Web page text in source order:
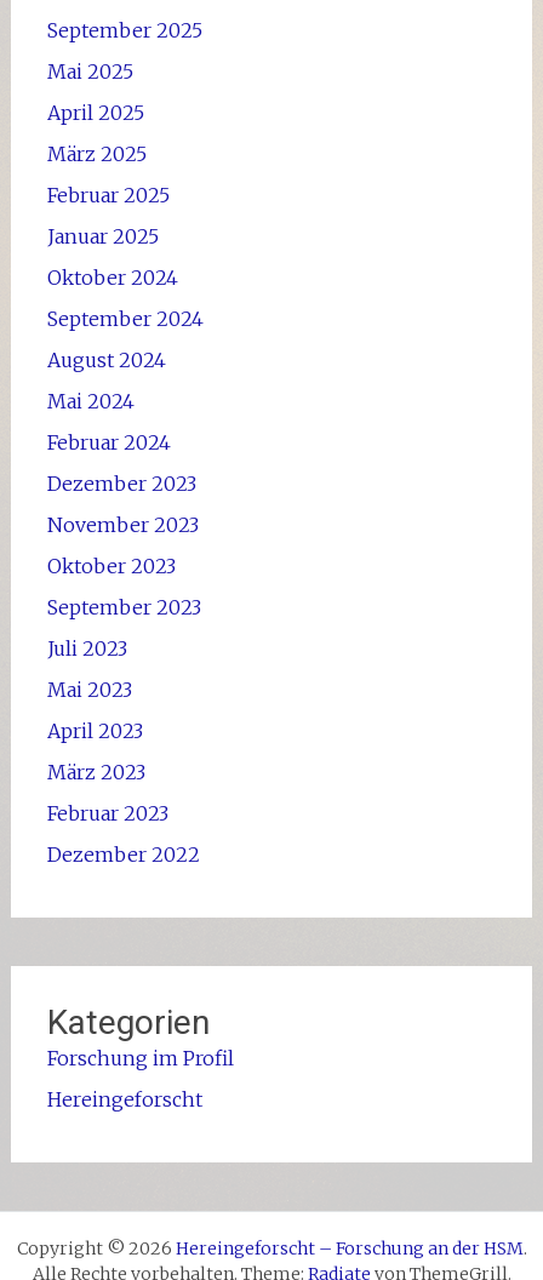
September 2025
Mai 2025
April 2025
März 2025
Februar 2025
Januar 2025
Oktober 2024
September 2024
August 2024
Mai 2024
Februar 2024
Dezember 2023
November 2023
Oktober 2023
September 2023
Juli 2023
Mai 2023
April 2023
März 2023
Februar 2023
Dezember 2022
Kategorien
Forschung im Profil
Hereingeforscht
Copyright © 2026 Hereingeforscht – Forschung an der HSM.
Alle Rechte vorbehalten. Theme: Radiate von ThemeGrill.